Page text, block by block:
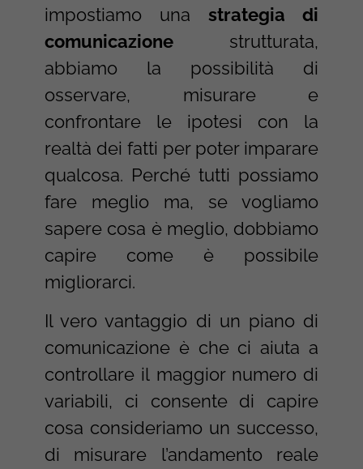
impostiamo una strategia di
comunicazionestrutturata,
abbiamo la possibilità di
osservare, misurare e
confrontare le ipotesi con la
realtà dei fatti per poter imparare
qualcosa. Perché tutti possiamo
fare meglio ma, se vogliamo
sapere cosa è meglio, dobbiamo
capire come è possibile
migliorarci.
Il vero vantaggio di un piano di
comunicazione è che ci aiuta a
controllare il maggior numero di
variabili, ci consente di capire
cosa consideriamo un successo,
di misurare l’andamento reale